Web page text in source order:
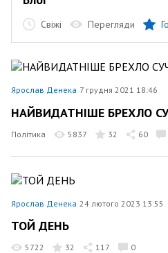
Свіжі Перегляди
Ярослав Денека 7 грудня 2021 18:46
НАЙВИДАТНІШЕ БРЕХЛО
Політика 5837 32 60
Ярослав Денека 24 лютого 2023 13:55
ТОЙ ДЕНЬ
5722 32 117 0